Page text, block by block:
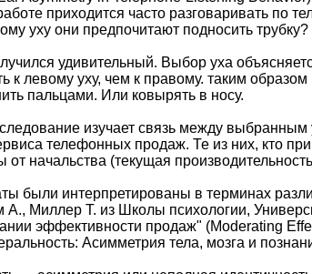
приходится часто разговаривать по
уху они предпочитают подносить трубку?
удивительный. Выбор уха
к левому уху, чем к правому. таким
пальцами. Или ковырять в носу.
изучает связь между
телефонных продаж. Те из них, кто
от начальства (текущая
были интерпретированы в терминах
Миллер Т. из Школы психологии,
эффективности продаж" (Moderating
Асимметрия тела, мозга и